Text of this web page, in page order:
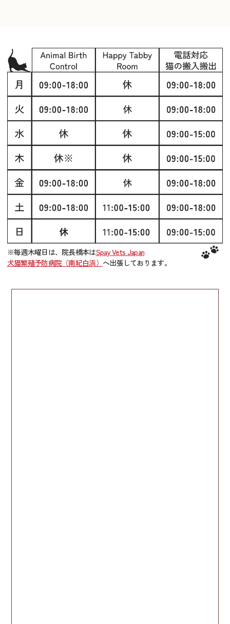
※毎週木曜日は、院長橋本はSpay Vets Japan
犬猫繁殖予防病院（南紀白浜） へ出張しております。